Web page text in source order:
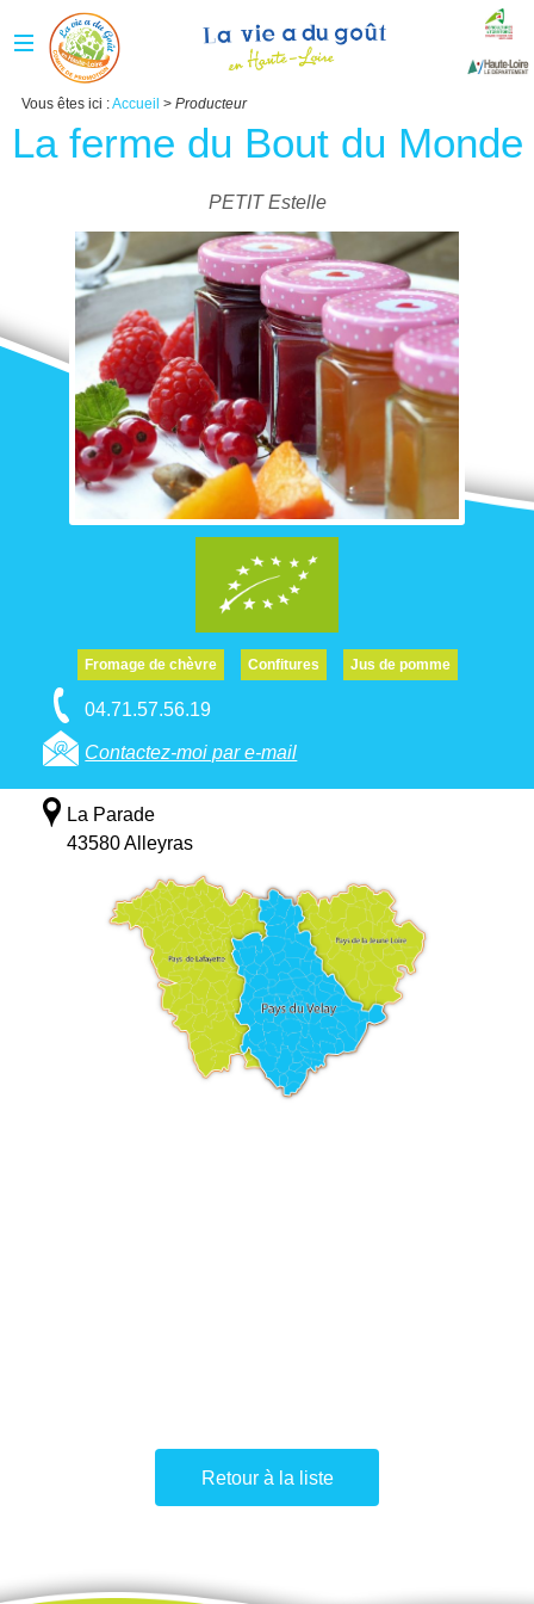
Vous êtes ici :Accueil > Producteur
La ferme du Bout du Monde
PETIT Estelle
Fromage de chèvre Confitures Jus de pomme
04.71.57.56.19
Contactez-moi par e-mail
La Parade
43580 Alleyras
Retour à la liste